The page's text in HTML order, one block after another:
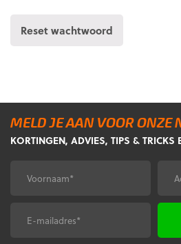
Reset wachtwoord
MELD JE AAN VOOR ONZE
KORTINGEN, ADVIES, TIPS & TRICKS
Voornaam*